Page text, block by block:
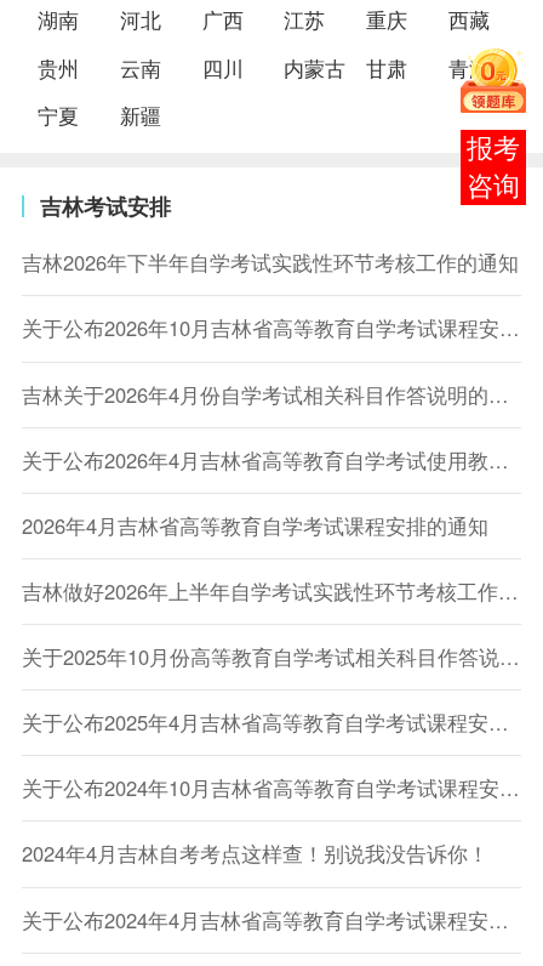
湖南
河北 广西 江苏 重庆
西藏
贵州
云南 四川 内蒙古 甘肃
青海
宁夏
新疆
吉林考试安排
吉林2026年下半年自学考试实践性环节考核工作的通知
关于公布2026年10月吉林省高等教育自学考试课程安排的通知
​吉林关于2026年4月份自学考试相关科目作答说明的通知
关于公布2026年4月吉林省高等教育自学考试使用教材目录的通知
2026年4月吉林省高等教育自学考试课程安排的通知
吉林做好2026年上半年自学考试实践性环节考核工作的通知
关于2025年10月份高等教育自学考试相关科目作答说明的通知
关于公布2025年4月吉林省高等教育自学考试课程安排的通知
关于公布2024年10月吉林省高等教育自学考试课程安排的通知
2024年4月吉林自考考点这样查！别说我没告诉你！
关于公布2024年4月吉林省高等教育自学考试课程安排的通知
在线
客服